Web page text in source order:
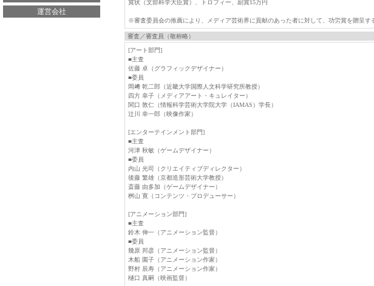
運営会社
賞状（文部科学大臣賞）、トロフィー、副賞15万円
※審査委員会の推薦により、メディア芸術界に貢献のあった者に対して、功労賞を贈呈す
審査／審査員（敬称略）
[アート部門]
■主査
佐藤 卓（グラフィックデザイナー）
■委員
岡﨑 乾二郎（近畿大学国際人文科学研究所教授）
四方 幸子（メディアアート・キュレイター）
関口 敦仁（情報科学芸術大学院大学（IAMAS）学長）
辻川 幸一郎（映像作家）
[エンターテインメント部門]
■主査
河津 秋敏（ゲームデザイナー）
■委員
内山 光司（クリエイティブディレクター）
後藤 繁雄（京都造形芸術大学教授）
斎藤 由多加（ゲームデザイナー）
桝山 寛（コンテンツ・プロデューサー）
[アニメーション部門]
■主査
鈴木 伸一（アニメーション監督）
■委員
幾原 邦彦（アニメーション監督）
木船 園子（アニメーション作家）
野村 辰寿（アニメーション作家）
樋口 真嗣（映画監督）